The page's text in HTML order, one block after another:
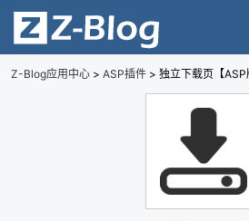
Z-Blog应用中心 > ASP插件 > 独立下载页【ASP